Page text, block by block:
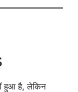
हुआ है, लेकिन